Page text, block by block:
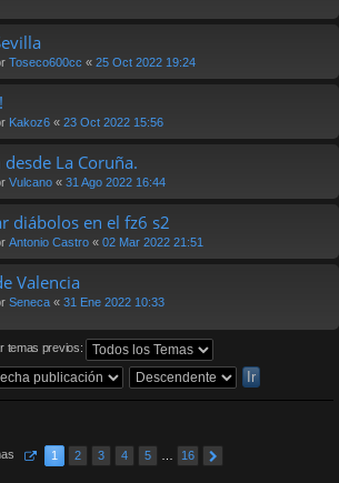
Toseco600cc « 25 Oct 2022 19:24
Kakoz6 « 23 Oct 2022 15:56
La Coruña.
Vulcano « 31 Ago 2022 16:44
diábolos en el fz6 s2
Antonio Castro « 02 Mar 2022 21:51
Valencia
Seneca « 31 Ene 2022 10:33
temas previos:
1 2 3 4 5 16